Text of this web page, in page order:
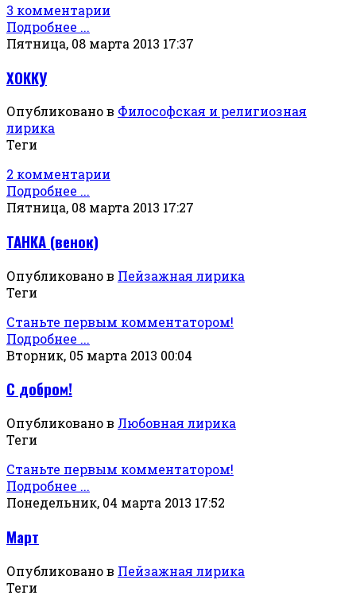
3 комментарии
Подробнее ...
Пятница, 08 марта 2013 17:37
ХОККУ
Опубликовано в Философская и религиозная
лирика
Теги
2 комментарии
Подробнее ...
Пятница, 08 марта 2013 17:27
ТАНКА (венок)
Опубликовано в Пейзажная лирика
Теги
Станьте первым комментатором!
Подробнее ...
Вторник, 05 марта 2013 00:04
С добром!
Опубликовано в Любовная лирика
Теги
Станьте первым комментатором!
Подробнее ...
Понедельник, 04 марта 2013 17:52
Март
Опубликовано в Пейзажная лирика
Теги